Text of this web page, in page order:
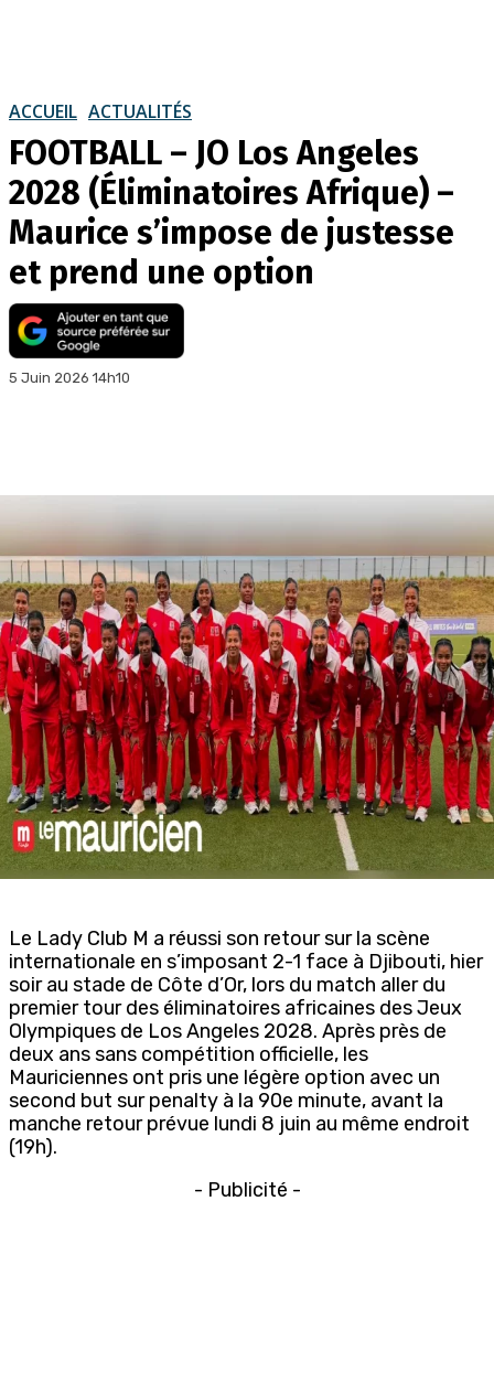
ACCUEIL ACTUALITÉS
FOOTBALL – JO Los Angeles
2028 (Éliminatoires Afrique) –
Maurice s’impose de justesse
et prend une option
5 Juin 2026 14h10
Le Lady Club M a réussi son retour sur la scène
internationale en s’imposant 2-1 face à Djibouti, hier
soir au stade de Côte d’Or, lors du match aller du
premier tour des éliminatoires africaines des Jeux
Olympiques de Los Angeles 2028. Après près de
deux ans sans compétition officielle, les
Mauriciennes ont pris une légère option avec un
second but sur penalty à la 90e minute, avant la
manche retour prévue lundi 8 juin au même endroit
(19h).
- Publicité -